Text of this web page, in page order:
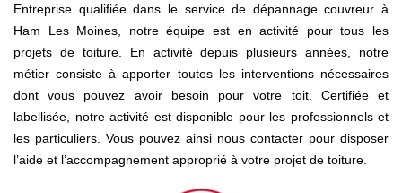
Entreprise qualifiée dans le service de dépannage couvreur à
Ham Les Moines, notre équipe est en activité pour tous les
projets de toiture. En activité depuis plusieurs années, notre
métier consiste à apporter toutes les interventions nécessaires
dont vous pouvez avoir besoin pour votre toit. Certifiée et
labellisée, notre activité est disponible pour les professionnels et
les particuliers. Vous pouvez ainsi nous contacter pour disposer
l’aide et l’accompagnement approprié à votre projet de toiture.